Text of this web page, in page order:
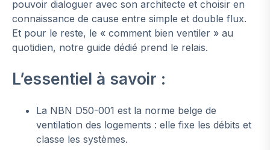
pouvoir dialoguer avec son architecte et choisir en
connaissance de cause entre simple et double flux.
Et pour le reste, le « comment bien ventiler » au
quotidien, notre guide dédié prend le relais.
L’essentiel à savoir :
La NBN D50-001 est la norme belge de
ventilation des logements : elle fixe les débits et
classe les systèmes.